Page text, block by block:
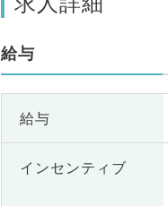
給与
給与
インセンティブ